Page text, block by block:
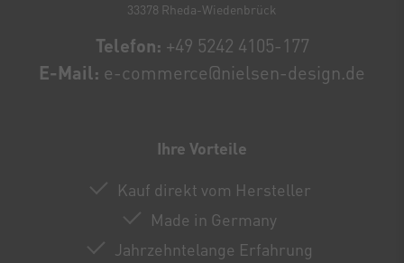
33378 Rheda-Wiedenbrück
Telefon: +49 5242 4105-177
E-Mail: e-commerce@nielsen-design.de
Ihre Vorteile
Kauf direkt vom Hersteller
Made in Germany
Jahrzehntelange Erfahrung